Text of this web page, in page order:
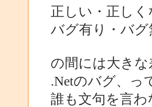
正しい・正しく
バグ有り・バグ
の間には大き
.Netのバグ、っ
誰も文句を言